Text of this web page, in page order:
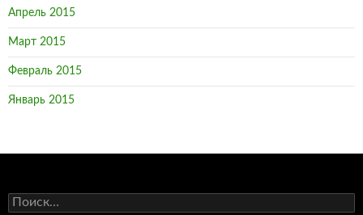
Апрель 2015
Март 2015
Февраль 2015
Январь 2015
Н